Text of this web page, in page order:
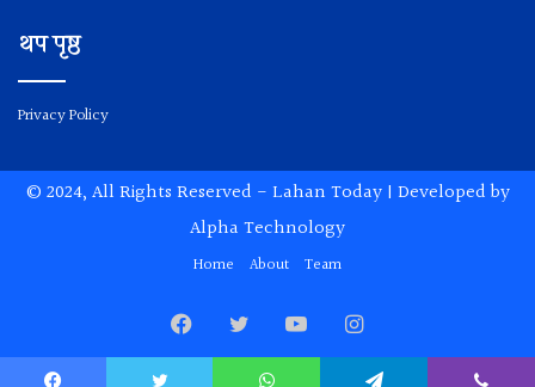
थप पृष्ठ
Privacy Policy
© 2024, All Rights Reserved - Lahan Today| Developed by
Alpha Technology
Home About Team
FacebookTwitterYouTubeInstagram